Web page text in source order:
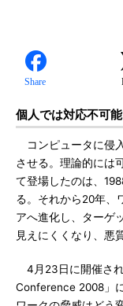
Share
個人では対応不可
コンピュータに侵
させる。理論的には
て登場したのは、
る。それから20年、
アへ進化し、ターゲ
見えにくくなり、悪
4月23日に開催さ
Conference 2008」